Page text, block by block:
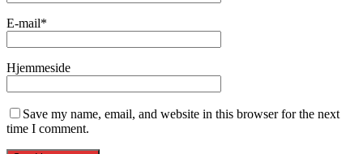
E-mail*
Hjemmeside
Save my name, email, and website in this browser for the next
time I comment.